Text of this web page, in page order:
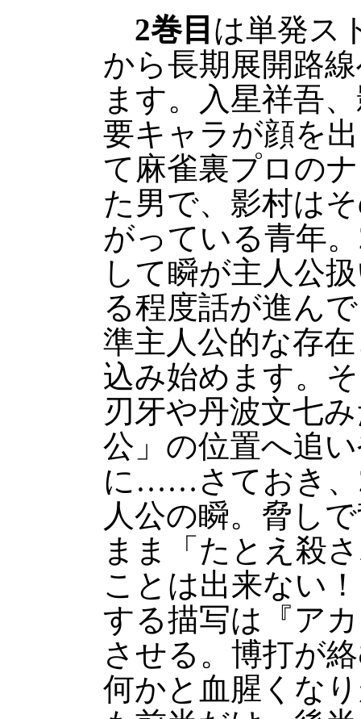
2巻目 は単発ス
から長期展開路
ます。入星祥吾
要キャラが顔を
て麻雀裏プロの
た男で、影村は
がっている青年
して瞬が主人公
る程度話が進ん
準主人公的な存
込み始めます。
刃牙や丹波文七
公」の位置へ追
に……さておき、
人公の瞬。脅し
まま「たとえ殺
ことは出来ない
する描写は『ア
させる。博打が
何かと血腥くな